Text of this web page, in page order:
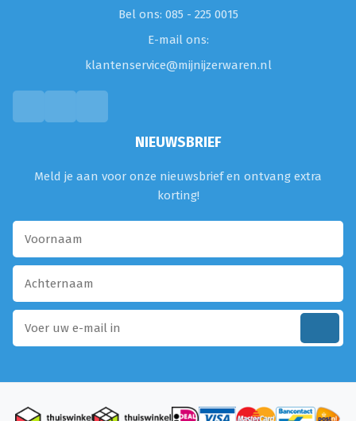
Bel ons: 085 - 225 0015
E-mail ons:
klantenservice@mijnijzerwaren.nl
NIEUWSBRIEF
Meld je aan voor onze nieuwsbrief en ontvang extra
korting!